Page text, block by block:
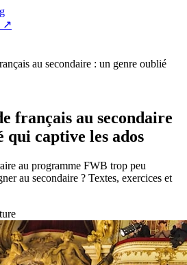
↗
au secondaire : un genre oublié
français au secondaire
qui captive les ados
au programme FWB trop peu
au secondaire ? Textes, exercices et